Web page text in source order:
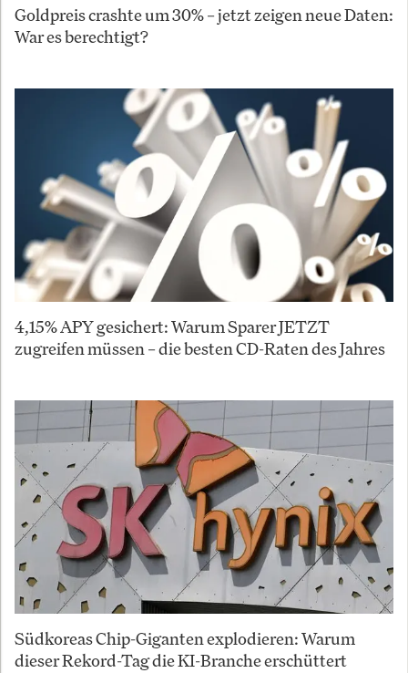
Goldpreis crashte um 30% – jetzt zeigen neue Daten:
War es berechtigt?
4,15% APY gesichert: Warum Sparer JETZT
zugreifen müssen – die besten CD-Raten des Jahres
Südkoreas Chip-Giganten explodieren: Warum
dieser Rekord-Tag die KI-Branche erschüttert